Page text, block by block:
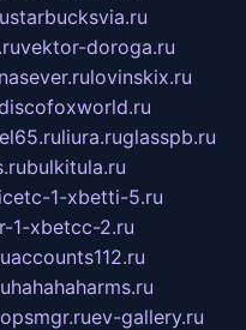
starbucksvia.ru
vektor-doroga.ru
lovinskix.ru
liura.ruglasspb.ru
bulkitula.ru
1-xbetti-5.ru
1-xbetcc-2.ru
accounts112.ru
hahahaharms.ru
opsmgr.ruev-gallery.ru